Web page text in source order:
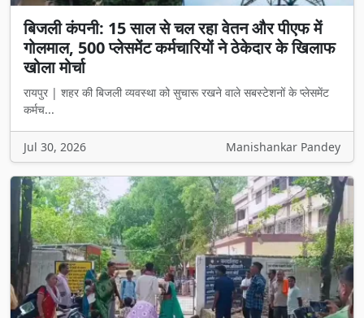
बिजली कंपनी: 15 साल से चल रहा वेतन और पीएफ में
गोलमाल, 500 प्लेसमेंट कर्मचारियों ने ठेकेदार के खिलाफ
खोला मोर्चा
रायपुर | शहर की बिजली व्यवस्था को सुचारू रखने वाले सबस्टेशनों के प्लेसमेंट
कर्मच...
Jul 30, 2026 Manishankar Pandey